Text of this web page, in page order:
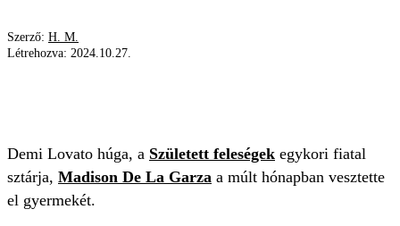
Szerző: H. M.
Létrehozva: 2024.10.27.
Demi Lovato húga, a Született feleségek egykori fiatal
sztárja, Madison De La Garza a múlt hónapban vesztette
el gyermekét.